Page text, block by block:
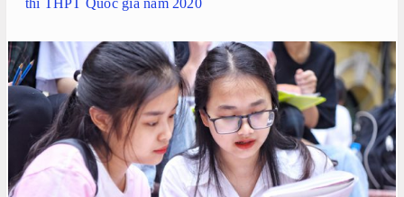
thi THPT Quốc gia năm 2020